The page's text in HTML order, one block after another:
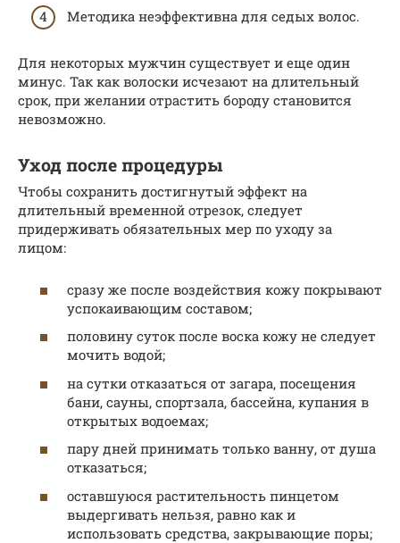
Методика неэффективна для седых волос.
Для некоторых мужчин существует и еще один
минус. Так как волоски исчезают на длительный
срок, при желании отрастить бороду становится
невозможно.
Уход после процедуры
Чтобы сохранить достигнутый эффект на
длительный временной отрезок, следует
придерживать обязательных мер по уходу за
лицом:
сразу же после воздействия кожу покрывают
успокаивающим составом;
половину суток после воска кожу не следует
мочить водой;
на сутки отказаться от загара, посещения
бани, сауны, спортзала, бассейна, купания в
открытых водоемах;
пару дней принимать только ванну, от душа
отказаться;
оставшуюся растительность пинцетом
выдергивать нельзя, равно как и
использовать средства, закрывающие поры;